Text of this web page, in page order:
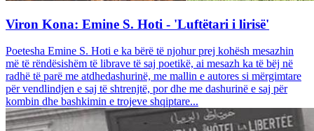
Viron Kona: Emine S. Hoti - 'Luftëtari i lirisë'
Poetesha Emine S. Hoti e ka bërë të njohur prej kohësh mesazhin
më të rëndësishëm të librave të saj poetikë, ai mesazh ka të bëj në
radhë të parë me atdhedashurinë, me mallin e autores si mërgimtare
për vendlindjen e saj të shtrenjtë, por dhe me dashurinë e saj për
kombin dhe bashkimin e trojeve shqiptare...